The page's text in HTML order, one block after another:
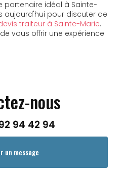
partenaire idéal à Sainte-
aujourd'hui pour discuter de
traiteur à Sainte-Marie.
vous offrir une expérience
nous
94 42 94
un message